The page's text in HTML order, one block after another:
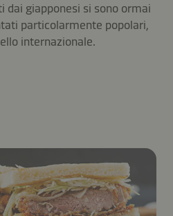
dai giapponesi si sono ormai
particolarmente popolari,
internazionale.